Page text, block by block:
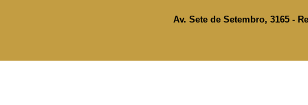
Av. Sete de Setembro, 3165 -